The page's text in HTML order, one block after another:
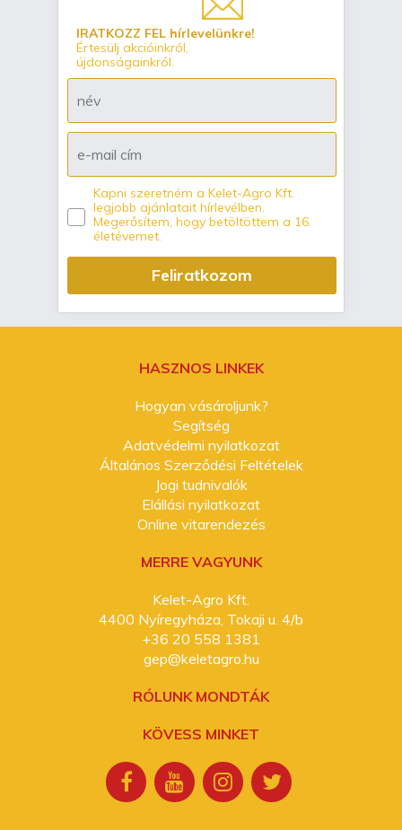
IRATKOZZ FEL hírlevelünkre!
Értesülj akcióinkról,
újdonságainkról.
Kapni szeretném a Kelet-Agro Kft.
legjobb ajánlatait hírlevélben.
Megerősítem, hogy betöltöttem a 16.
életévemet.
Feliratkozom
HASZNOS LINKEK
Hogyan vásároljunk?
Segítség
Adatvédelmi nyilatkozat
Általános Szerződési Feltételek
Jogi tudnivalók
Elállási nyilatkozat
Online vitarendezés
MERRE VAGYUNK
Kelet-Agro Kft.
4400 Nyíregyháza, Tokaji u. 4/b
+36 20 558 1381
gep@keletagro.hu
RÓLUNK MONDTÁK
KÖVESS MINKET